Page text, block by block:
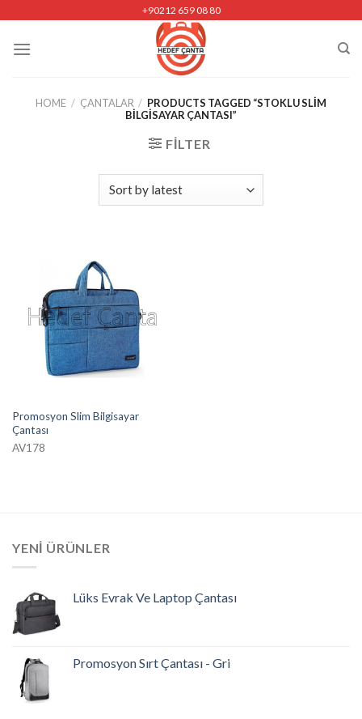
content
+90212 659 08 80
HOME / ÇANTALAR / PRODUCTS TAGGED “STOKLU SLIM
BILGISAYAR ÇANTASI”
FILTER
Promosyon Slim Bilgisayar
Çantası
AV178
YENI ÜRÜNLER
Lüks Evrak Ve Laptop Çantası
Promosyon Sırt Çantası - Gri